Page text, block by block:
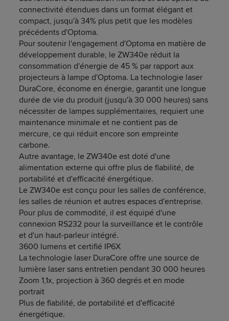
connectivité étendues dans un format élégant et
compact, jusqu'à 34% plus petit que les modèles
précédents d'Optoma.
Pour soutenir l'engagement d'Optoma en matière de
développement durable, le ZW340e réduit la
consommation d'énergie de 45 % par rapport aux
projecteurs à lampe d'Optoma. La technologie laser
DuraCore, économe en énergie, garantit une longue
durée de vie du produit (jusqu'à 30 000 heures) sans
nécessiter de lampes supplémentaires, requiert une
maintenance minimale et ne contient pas de
mercure, ce qui réduit encore son empreinte
carbone.
Autre avantage, le ZW340e est doté d'une
alimentation externe qui offre plus de fiabilité, de
portabilité et d'efficacité énergétique.
Le ZW340e est conçu pour les salles de conférence,
les salles de réunion et autres espaces d'entreprise.
Pour plus de commodité, il est équipé d'une
connexion RS232 pour la surveillance et le contrôle
et d'un haut-parleur intégré.
3600 lumens et certifié IP6X
La technologie laser DuraCore offre une source de
lumière laser sans entretien pendant 30 000 heures
Zoom 1,1x, projection à 360 degrés et en mode
portrait
Plus de fiabilité, de portabilité et d'efficacité
énergétique.